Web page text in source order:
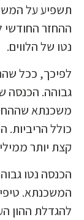
תשפיע על
ההחזר החודשי
נטו של הלווים.
לפיכך, ככל
כולל הריביות.
קצת יותר
הכנסה נטו
המשכנתא.
להגדלת ההון